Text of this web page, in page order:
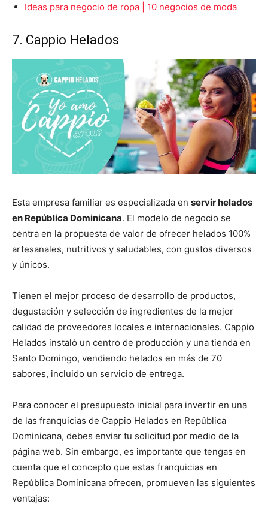
Ideas para negocio de ropa | 10 negocios de moda
7. Cappio Helados
Esta empresa familiar es especializada en servir helados
en República Dominicana. El modelo de negocio se
centra en la propuesta de valor de ofrecer helados 100%
artesanales, nutritivos y saludables, con gustos diversos
y únicos.
Tienen el mejor proceso de desarrollo de productos,
degustación y selección de ingredientes de la mejor
calidad de proveedores locales e internacionales. Cappio
Helados instaló un centro de producción y una tienda en
Santo Domingo, vendiendo helados en más de 70
sabores, incluido un servicio de entrega.
Para conocer el presupuesto inicial para invertir en una
de las franquicias de Cappio Helados en República
Dominicana, debes enviar tu solicitud por medio de la
página web. Sin embargo, es importante que tengas en
cuenta que el concepto que estas franquicias en
República Dominicana ofrecen, promueven las siguientes
ventajas: